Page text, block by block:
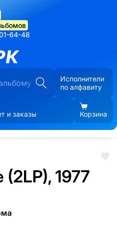
64-48
Исполнители
по алфавиту
и заказы Корзина
(2LP), 1977